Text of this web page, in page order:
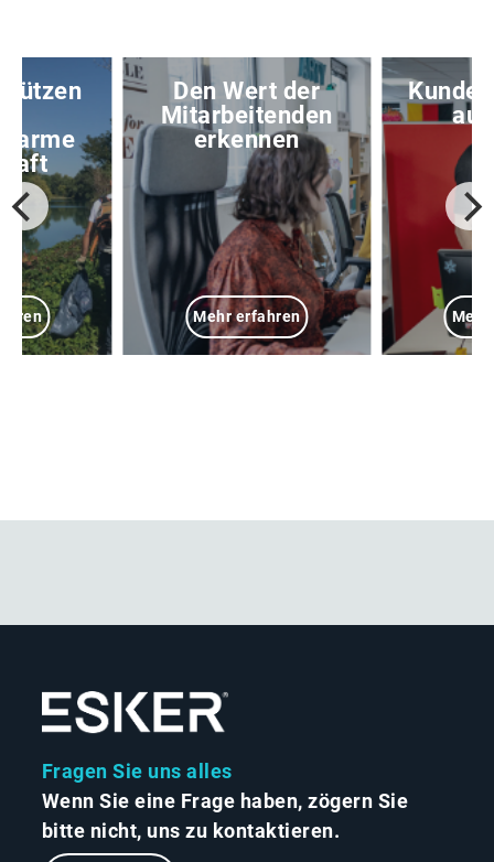
Den Wert der
Mitarbeitenden
erkennen
Mehr erfahren
Fragen Sie uns alles
Wenn Sie eine Frage haben, zögern Sie
bitte nicht, uns zu kontaktieren.